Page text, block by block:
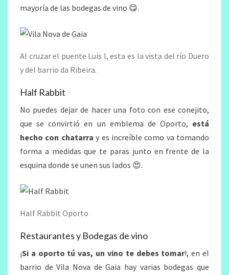
mayoría de las bodegas de vino 😋.
Al cruzar el puente Luis I, esta es la vista del río Duero
y del barrio da Ribeira.
Half Rabbit
No puedes dejar de hacer una foto con ese conejito,
que se convirtió en un emblema de Oporto, está
hecho con chatarray es increíble como va tomando
forma a medidas que te paras junto en frente de la
esquina donde se unen sus lados 😍.
Half Rabbit Oporto
Restaurantes y Bodegas de vino
¡Si a oporto tú vas, un vino te debes tomar!, en el
barrio de Vila Nova de Gaia hay varias bodegas que